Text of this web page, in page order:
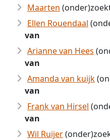
Maarten
Ellen Rouendaal
van
Arianne van Hees
van
Amanda van kuijk
van
Frank van Hirsel
van
Wil Ruijer